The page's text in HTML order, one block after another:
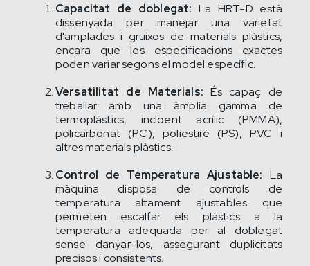
Capacitat de doblegat:La HRT-D està
dissenyada per manejar una varietat
d'amplades i gruixos de materials plàstics,
encara que les especificacions exactes
poden variar segons el model específic.
Versatilitat de Materials: És capaç de
treballar amb una àmplia gamma de
termoplàstics, incloent acrílic (PMMA),
policarbonat (PC), poliestirè (PS), PVC i
altres materials plàstics.
Control de Temperatura Ajustable: La
màquina disposa de controls de
temperatura altament ajustables que
permeten escalfar els plàstics a la
temperatura adequada per al doblegat
sense danyar-los, assegurant duplicitats
precisos i consistents.